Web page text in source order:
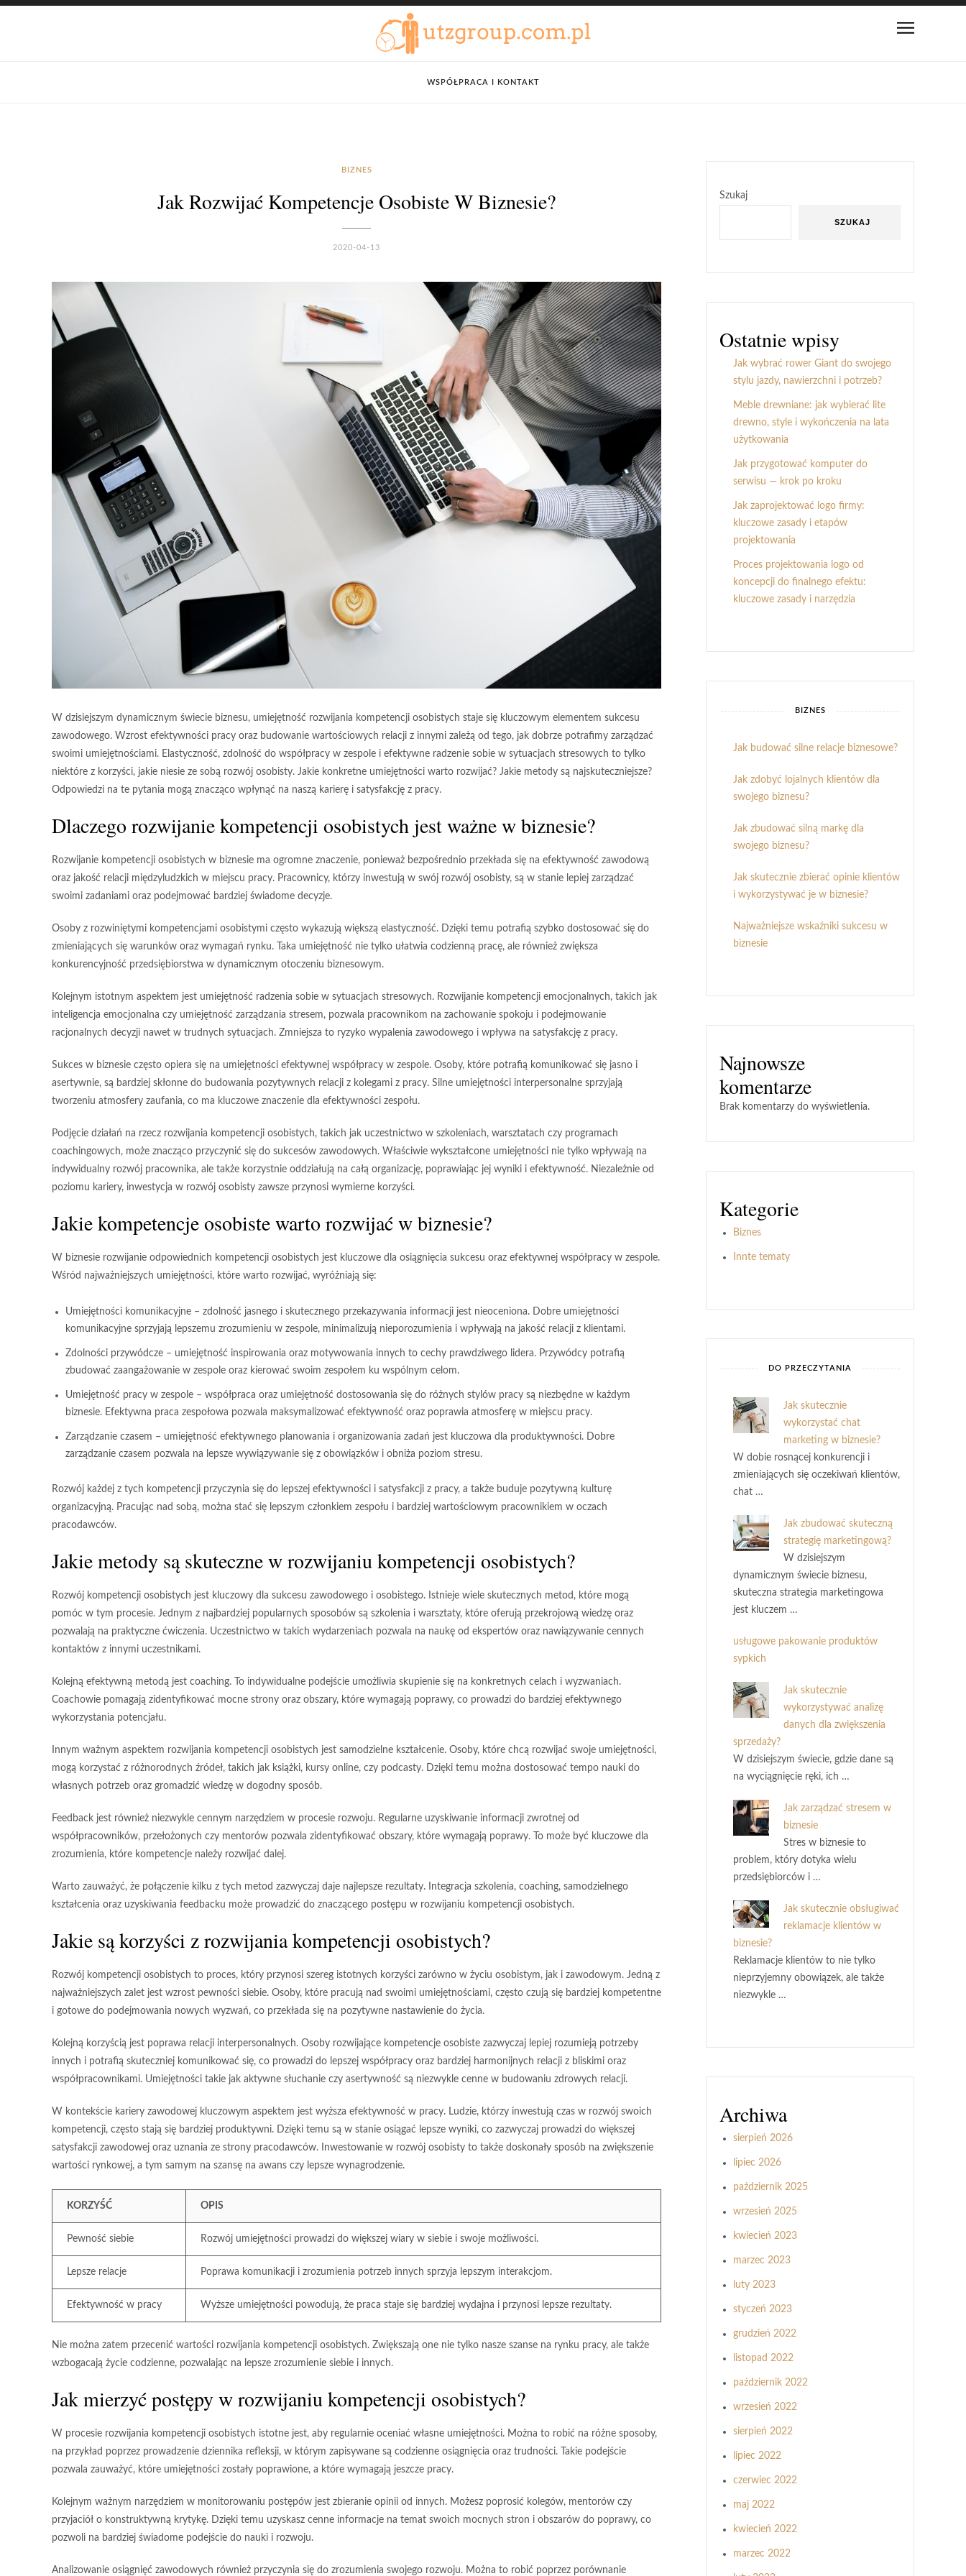
WSPÓŁPRACA I KONTAKT
BIZNES
Jak Rozwijać Kompetencje Osobiste W Biznesie?
2020-04-13
W dzisiejszym dynamicznym świecie biznesu, umiejętność rozwijania kompetencji osobistych staje się kluczowym elementem sukcesu
zawodowego. Wzrost efektywności pracy oraz budowanie wartościowych relacji z innymi zależą od tego, jak dobrze potrafimy zarządzać
swoimi umiejętnościami. Elastyczność, zdolność do współpracy w zespole i efektywne radzenie sobie w sytuacjach stresowych to tylko
niektóre z korzyści, jakie niesie ze sobą rozwój osobisty. Jakie konkretne umiejętności warto rozwijać? Jakie metody są najskuteczniejsze?
Odpowiedzi na te pytania mogą znacząco wpłynąć na naszą karierę i satysfakcję z pracy.
Dlaczego rozwijanie kompetencji osobistych jest ważne w biznesie?
Rozwijanie kompetencji osobistych w biznesie ma ogromne znaczenie, ponieważ bezpośrednio przekłada się na efektywność zawodową
oraz jakość relacji międzyludzkich w miejscu pracy. Pracownicy, którzy inwestują w swój rozwój osobisty, są w stanie lepiej zarządzać
swoimi zadaniami oraz podejmować bardziej świadome decyzje.
Osoby z rozwiniętymi kompetencjami osobistymi często wykazują większą elastyczność. Dzięki temu potrafią szybko dostosować się do
zmieniających się warunków oraz wymagań rynku. Taka umiejętność nie tylko ułatwia codzienną pracę, ale również zwiększa
konkurencyjność przedsiębiorstwa w dynamicznym otoczeniu biznesowym.
Kolejnym istotnym aspektem jest umiejętność radzenia sobie w sytuacjach stresowych. Rozwijanie kompetencji emocjonalnych, takich jak
inteligencja emocjonalna czy umiejętność zarządzania stresem, pozwala pracownikom na zachowanie spokoju i podejmowanie
racjonalnych decyzji nawet w trudnych sytuacjach. Zmniejsza to ryzyko wypalenia zawodowego i wpływa na satysfakcję z pracy.
Sukces w biznesie często opiera się na umiejętności efektywnej współpracy w zespole. Osoby, które potrafią komunikować się jasno i
asertywnie, są bardziej skłonne do budowania pozytywnych relacji z kolegami z pracy. Silne umiejętności interpersonalne sprzyjają
tworzeniu atmosfery zaufania, co ma kluczowe znaczenie dla efektywności zespołu.
Podjęcie działań na rzecz rozwijania kompetencji osobistych, takich jak uczestnictwo w szkoleniach, warsztatach czy programach
coachingowych, może znacząco przyczynić się do sukcesów zawodowych. Właściwie wykształcone umiejętności nie tylko wpływają na
indywidualny rozwój pracownika, ale także korzystnie oddziałują na całą organizację, poprawiając jej wyniki i efektywność. Niezależnie od
poziomu kariery, inwestycja w rozwój osobisty zawsze przynosi wymierne korzyści.
Jakie kompetencje osobiste warto rozwijać w biznesie?
W biznesie rozwijanie odpowiednich kompetencji osobistych jest kluczowe dla osiągnięcia sukcesu oraz efektywnej współpracy w zespole.
Wśród najważniejszych umiejętności, które warto rozwijać, wyróżniają się:
Umiejętności komunikacyjne – zdolność jasnego i skutecznego przekazywania informacji jest nieoceniona. Dobre umiejętności
komunikacyjne sprzyjają lepszemu zrozumieniu w zespole, minimalizują nieporozumienia i wpływają na jakość relacji z klientami.
Zdolności przywódcze – umiejętność inspirowania oraz motywowania innych to cechy prawdziwego lidera. Przywódcy potrafią
zbudować zaangażowanie w zespole oraz kierować swoim zespołem ku wspólnym celom.
Umiejętność pracy w zespole – współpraca oraz umiejętność dostosowania się do różnych stylów pracy są niezbędne w każdym
biznesie. Efektywna praca zespołowa pozwala maksymalizować efektywność oraz poprawia atmosferę w miejscu pracy.
Zarządzanie czasem – umiejętność efektywnego planowania i organizowania zadań jest kluczowa dla produktywności. Dobre
zarządzanie czasem pozwala na lepsze wywiązywanie się z obowiązków i obniża poziom stresu.
Rozwój każdej z tych kompetencji przyczynia się do lepszej efektywności i satysfakcji z pracy, a także buduje pozytywną kulturę
organizacyjną. Pracując nad sobą, można stać się lepszym członkiem zespołu i bardziej wartościowym pracownikiem w oczach
pracodawców.
Jakie metody są skuteczne w rozwijaniu kompetencji osobistych?
Rozwój kompetencji osobistych jest kluczowy dla sukcesu zawodowego i osobistego. Istnieje wiele skutecznych metod, które mogą
pomóc w tym procesie. Jednym z najbardziej popularnych sposobów są szkolenia i warsztaty, które oferują przekrojową wiedzę oraz
pozwalają na praktyczne ćwiczenia. Uczestnictwo w takich wydarzeniach pozwala na naukę od ekspertów oraz nawiązywanie cennych
kontaktów z innymi uczestnikami.
Kolejną efektywną metodą jest coaching. To indywidualne podejście umożliwia skupienie się na konkretnych celach i wyzwaniach.
Coachowie pomagają zidentyfikować mocne strony oraz obszary, które wymagają poprawy, co prowadzi do bardziej efektywnego
wykorzystania potencjału.
Innym ważnym aspektem rozwijania kompetencji osobistych jest samodzielne kształcenie. Osoby, które chcą rozwijać swoje umiejętności,
mogą korzystać z różnorodnych źródeł, takich jak książki, kursy online, czy podcasty. Dzięki temu można dostosować tempo nauki do
własnych potrzeb oraz gromadzić wiedzę w dogodny sposób.
Feedback jest również niezwykle cennym narzędziem w procesie rozwoju. Regularne uzyskiwanie informacji zwrotnej od
współpracowników, przełożonych czy mentorów pozwala zidentyfikować obszary, które wymagają poprawy. To może być kluczowe dla
zrozumienia, które kompetencje należy rozwijać dalej.
Warto zauważyć, że połączenie kilku z tych metod zazwyczaj daje najlepsze rezultaty. Integracja szkolenia, coaching, samodzielnego
kształcenia oraz uzyskiwania feedbacku może prowadzić do znaczącego postępu w rozwijaniu kompetencji osobistych.
Jakie są korzyści z rozwijania kompetencji osobistych?
Rozwój kompetencji osobistych to proces, który przynosi szereg istotnych korzyści zarówno w życiu osobistym, jak i zawodowym. Jedną z
najważniejszych zalet jest wzrost pewności siebie. Osoby, które pracują nad swoimi umiejętnościami, często czują się bardziej kompetentne
i gotowe do podejmowania nowych wyzwań, co przekłada się na pozytywne nastawienie do życia.
Kolejną korzyścią jest poprawa relacji interpersonalnych. Osoby rozwijające kompetencje osobiste zazwyczaj lepiej rozumieją potrzeby
innych i potrafią skuteczniej komunikować się, co prowadzi do lepszej współpracy oraz bardziej harmonijnych relacji z bliskimi oraz
współpracownikami. Umiejętności takie jak aktywne słuchanie czy asertywność są niezwykle cenne w budowaniu zdrowych relacji.
W kontekście kariery zawodowej kluczowym aspektem jest wyższa efektywność w pracy. Ludzie, którzy inwestują czas w rozwój swoich
kompetencji, często stają się bardziej produktywni. Dzięki temu są w stanie osiągać lepsze wyniki, co zazwyczaj prowadzi do większej
satysfakcji zawodowej oraz uznania ze strony pracodawców. Inwestowanie w rozwój osobisty to także doskonały sposób na zwiększenie
wartości rynkowej, a tym samym na szansę na awans czy lepsze wynagrodzenie.
KORZYŚĆ OPIS
Pewność siebie Rozwój umiejętności prowadzi do większej wiary w siebie i swoje możliwości.
Lepsze relacje Poprawa komunikacji i zrozumienia potrzeb innych sprzyja lepszym interakcjom.
Efektywność w pracy Wyższe umiejętności powodują, że praca staje się bardziej wydajna i przynosi lepsze rezultaty.
Nie można zatem przecenić wartości rozwijania kompetencji osobistych. Zwiększają one nie tylko nasze szanse na rynku pracy, ale także
wzbogacają życie codzienne, pozwalając na lepsze zrozumienie siebie i innych.
Jak mierzyć postępy w rozwijaniu kompetencji osobistych?
W procesie rozwijania kompetencji osobistych istotne jest, aby regularnie oceniać własne umiejętności. Można to robić na różne sposoby,
na przykład poprzez prowadzenie dziennika refleksji, w którym zapisywane są codzienne osiągnięcia oraz trudności. Takie podejście
pozwala zauważyć, które umiejętności zostały poprawione, a które wymagają jeszcze pracy.
Kolejnym ważnym narzędziem w monitorowaniu postępów jest zbieranie opinii od innych. Możesz poprosić kolegów, mentorów czy
przyjaciół o konstruktywną krytykę. Dzięki temu uzyskasz cenne informacje na temat swoich mocnych stron i obszarów do poprawy, co
pozwoli na bardziej świadome podejście do nauki i rozwoju.
Analizowanie osiągnięć zawodowych również przyczynia się do zrozumienia swojego rozwoju. Można to robić poprzez porównanie
Szukaj
SZUKAJ
Ostatnie wpisy
Jak wybrać rower Giant do swojego
stylu jazdy, nawierzchni i potrzeb?
Meble drewniane: jak wybierać lite
drewno, style i wykończenia na lata
użytkowania
Jak przygotować komputer do
serwisu — krok po kroku
Jak zaprojektować logo firmy:
kluczowe zasady i etapów
projektowania
Proces projektowania logo od
koncepcji do finalnego efektu:
kluczowe zasady i narzędzia
BIZNES
Jak budować silne relacje biznesowe?
Jak zdobyć lojalnych klientów dla
swojego biznesu?
Jak zbudować silną markę dla
swojego biznesu?
Jak skutecznie zbierać opinie klientów
i wykorzystywać je w biznesie?
Najważniejsze wskaźniki sukcesu w
biznesie
Najnowsze
komentarze
Brak komentarzy do wyświetlenia.
Kategorie
Biznes
Innte tematy
DO PRZECZYTANIA
Jak skutecznie
wykorzystać chat
marketing w biznesie?
W dobie rosnącej konkurencji i
zmieniających się oczekiwań klientów,
chat …
Jak zbudować skuteczną
strategię marketingową?
W dzisiejszym
dynamicznym świecie biznesu,
skuteczna strategia marketingowa
jest kluczem …
usługowe pakowanie produktów
sypkich
Jak skutecznie
wykorzystywać analizę
danych dla zwiększenia
sprzedaży?
W dzisiejszym świecie, gdzie dane są
na wyciągnięcie ręki, ich …
Jak zarządzać stresem w
biznesie
Stres w biznesie to
problem, który dotyka wielu
przedsiębiorców i …
Jak skutecznie obsługiwać
reklamacje klientów w
biznesie?
Reklamacje klientów to nie tylko
nieprzyjemny obowiązek, ale także
niezwykle …
Archiwa
sierpień 2026
lipiec 2026
październik 2025
wrzesień 2025
kwiecień 2023
marzec 2023
luty 2023
styczeń 2023
grudzień 2022
listopad 2022
październik 2022
wrzesień 2022
sierpień 2022
lipiec 2022
czerwiec 2022
maj 2022
kwiecień 2022
marzec 2022